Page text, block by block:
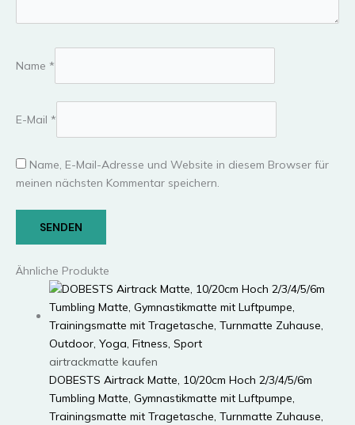
Name *
E-Mail *
Name, E-Mail-Adresse und Website in diesem Browser für
meinen nächsten Kommentar speichern.
Ähnliche Produkte
airtrackmatte kaufen
DOBESTS Airtrack Matte, 10/20cm Hoch 2/3/4/5/6m
Tumbling Matte, Gymnastikmatte mit Luftpumpe,
Trainingsmatte mit Tragetasche, Turnmatte Zuhause,